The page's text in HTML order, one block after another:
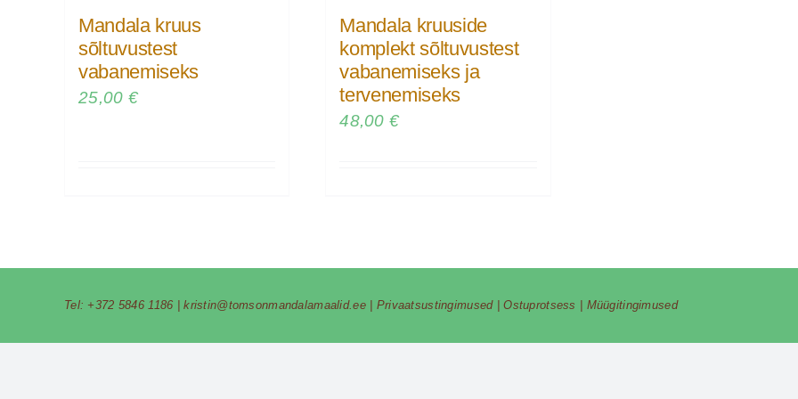
Mandala kruus
sõltuvustest
vabanemiseks
25,00 €
Mandala kruuside
komplekt sõltuvustest
vabanemiseks ja
tervenemiseks
48,00€
Tel: +372 5846 1186 |kristin@tomsonmandalamaalid.ee| Privaatsustingimused|Ostuprotsess Müügitingimused